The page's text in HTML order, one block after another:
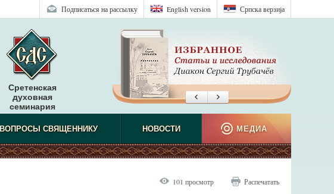
Српска верзиjа
English version
Подписаться на рассылку
Сретенская
духовная
семинария
ВОПРОСЫ СВЯЩЕННИКУ НОВОСТИ МЕДИА
101 просмотр Распечатать